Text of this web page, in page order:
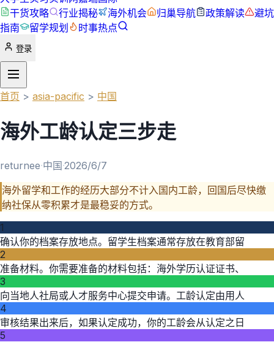
干货攻略
行业揭秘 海外机会 归巢导航 政策解读
避坑
指南
留学规划 时事热点
登录
首页 > asia-pacific > 中国
海外工龄认定三步走
returnee·中国·2026/6/7
海外留学和工作的经历大部分不计入国内工龄，回国后尽快缴
纳社保从零积累才是最稳妥的方式。
1
确认你的档案存放地点。留学生档案通常存放在教育部留
2
准备材料。你需要准备的材料包括：海外学历认证证书、
3
向当地人社局或人才服务中心提交申请。工龄认定由用人
4
审核结果出来后，如果认定成功，你的工龄会从认定之日
5